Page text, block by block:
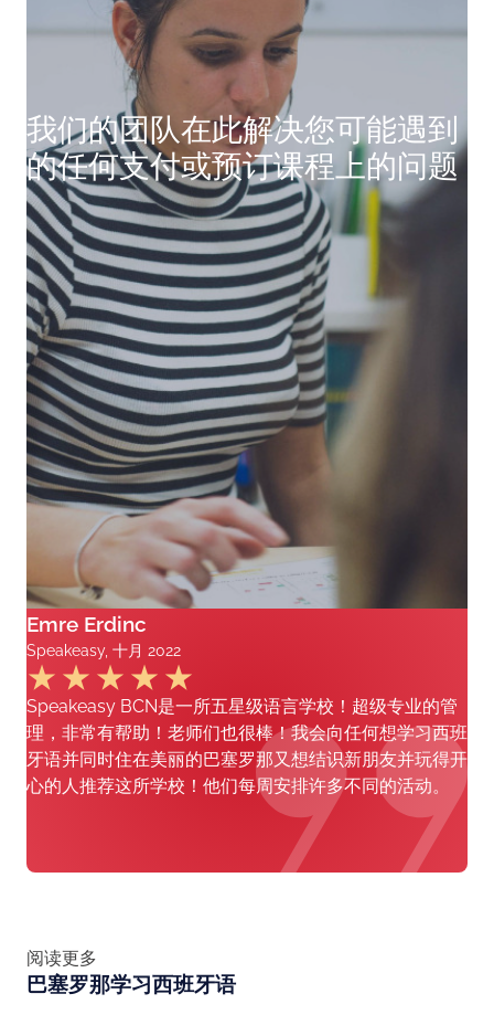
我们的团队在此解决您可能遇到
的任何支付或预订课程上的问题
Emre Erdinc
Speakeasy, 十月 2022
Speakeasy BCN是一所五星级语言学校！超级专业的管
理，非常有帮助！老师们也很棒！我会向任何想学习西班
牙语并同时住在美丽的巴塞罗那又想结识新朋友并玩得开
心的人推荐这所学校！他们每周安排许多不同的活动。
阅读更多
巴塞罗那学习西班牙语